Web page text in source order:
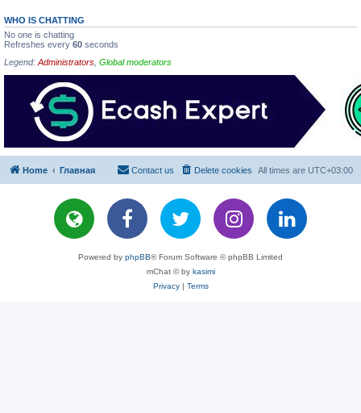
WHO IS CHATTING
No one is chatting
Refreshes every 60 seconds
Legend: Administrators Global moderators
Home Главная All times are UTC+03:00
Delete cookies
Contact us
Powered by phpBB® Forum Software © phpBB Limited
mChat © by kasimi
Privacy| Terms